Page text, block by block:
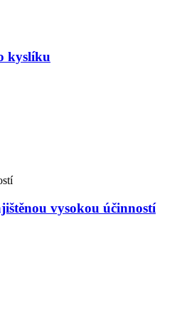
kyslíku
vysokou účinností